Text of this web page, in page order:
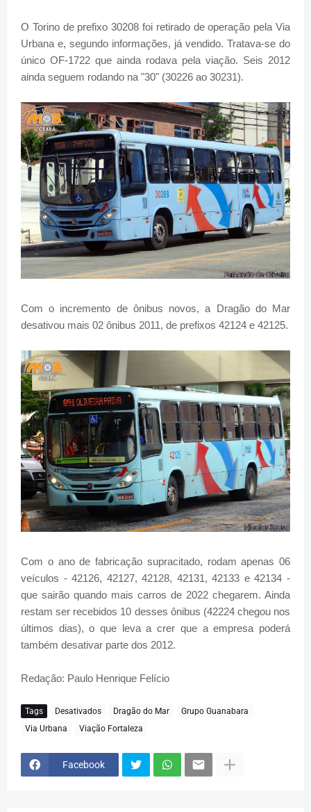
O Torino de prefixo 30208 foi retirado de operação pela Via
Urbana e, segundo informações, já vendido. Tratava-se do
único OF-1722 que ainda rodava pela viação. Seis 2012
ainda seguem rodando na "30" (30226 ao 30231).
Com o incremento de ônibus novos, a Dragão do Mar
desativou mais 02 ônibus 2011, de prefixos 42124 e 42125.
Com o ano de fabricação supracitado, rodam apenas 06
veículos - 42126, 42127, 42128, 42131, 42133 e 42134 -
que sairão quando mais carros de 2022 chegarem. Ainda
restam ser recebidos 10 desses ônibus (42224 chegou nos
últimos dias), o que leva a crer que a empresa poderá
também desativar parte dos 2012.
Redação: Paulo Henrique Felício
Tags Desativados Dragão do Mar
Grupo Guanabara
Via Urbana
Viação Fortaleza
Facebook